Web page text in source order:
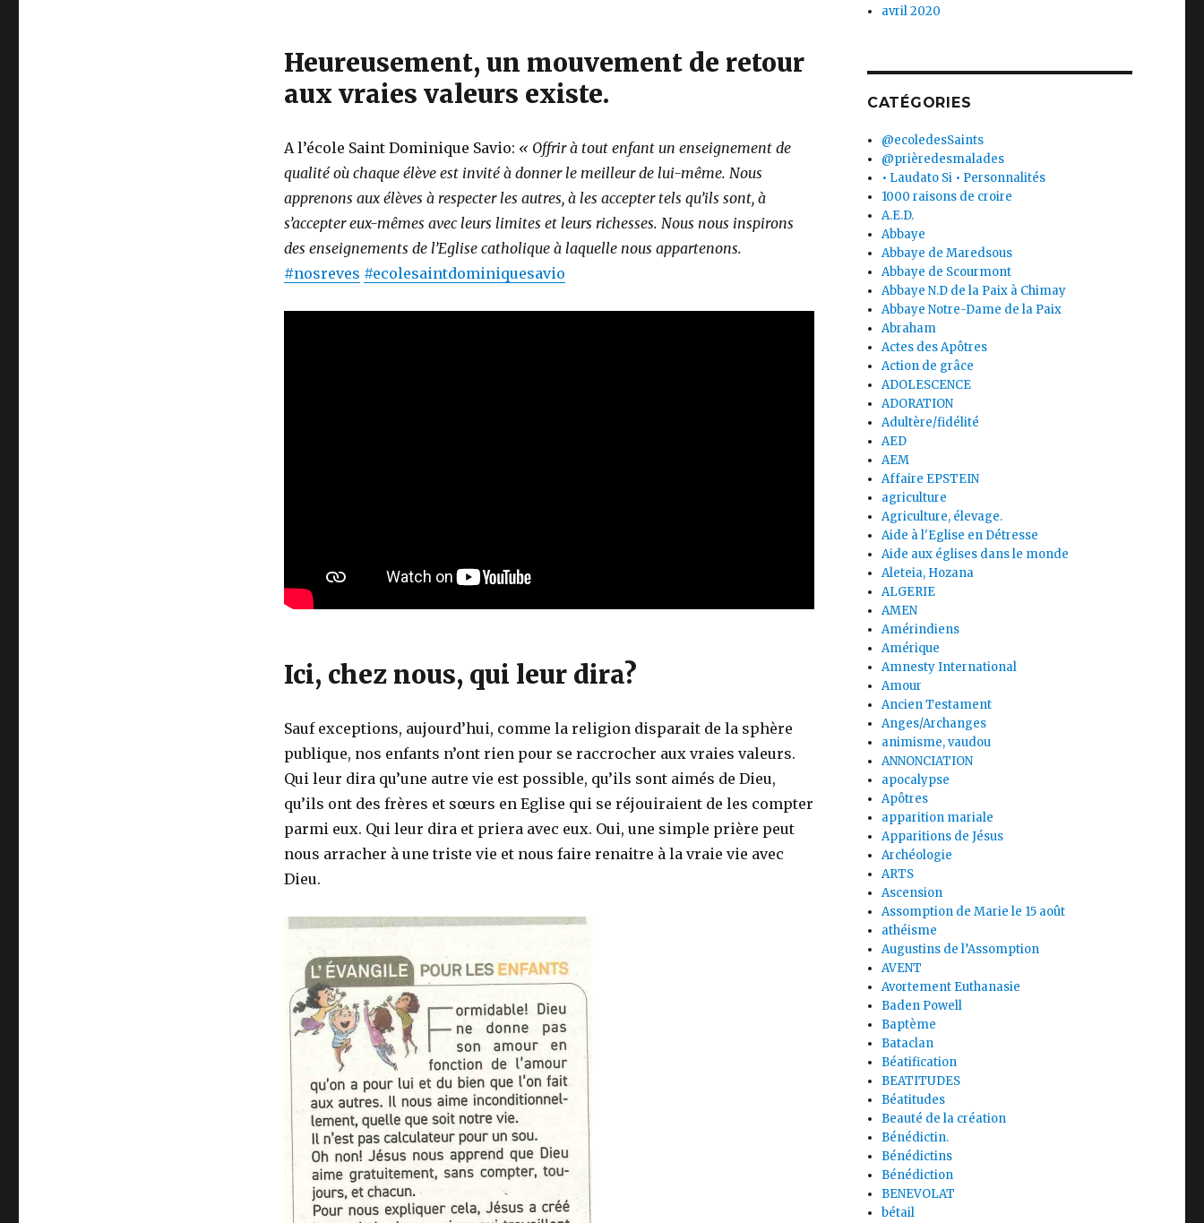
Heureusement, un mouvement de retour
aux vraies valeurs existe.
A l’école Saint Dominique Savio: « Offrir à tout enfant un enseignement de
qualité où chaque élève est invité à donner le meilleur de lui-même. Nous
apprenons aux élèves à respecter les autres, à les accepter tels qu’ils sont, à
s’accepter eux-mêmes avec leurs limites et leurs richesses. Nous nous inspirons
des enseignements de l’Eglise catholique à laquelle nous appartenons.
#nosreves #ecolesaintdominiquesavio
Ici, chez nous, qui leur dira?
Sauf exceptions, aujourd’hui, comme la religion disparait de la sphère
publique, nos enfants n’ont rien pour se raccrocher aux vraies valeurs.
Qui leur dira qu’une autre vie est possible, qu’ils sont aimés de Dieu,
qu’ils ont des frères et sœurs en Eglise qui se réjouiraient de les compter
parmi eux. Qui leur dira et priera avec eux. Oui, une simple prière peut
nous arracher à une triste vie et nous faire renaitre à la vraie vie avec
Dieu.
avril 2020
CATÉGORIES
@ecoledesSaints
@prièredesmalades
• Laudato Si • Personnalités
1000 raisons de croire
A.E.D.
Abbaye
Abbaye de Maredsous
Abbaye de Scourmont
Abbaye N.D de la Paix à Chimay
Abbaye Notre-Dame de la Paix
Abraham
Actes des Apôtres
Action de grâce
ADOLESCENCE
ADORATION
Adultère/fidélité
AED
AEM
Affaire EPSTEIN
agriculture
Agriculture, élevage.
Aide à l'Eglise en Détresse
Aide aux églises dans le monde
Aleteia, Hozana
ALGERIE
AMEN
Amérindiens
Amérique
Amnesty International
Amour
Ancien Testament
Anges/Archanges
animisme, vaudou
ANNONCIATION
apocalypse
Apôtres
apparition mariale
Apparitions de Jésus
Archéologie
ARTS
Ascension
Assomption de Marie le 15 août
athéisme
Augustins de l’Assomption
AVENT
Avortement Euthanasie
Baden Powell
Baptème
Bataclan
Béatification
BEATITUDES
Béatitudes
Beauté de la création
Bénédictin.
Bénédictins
Bénédiction
BENEVOLAT
bétail